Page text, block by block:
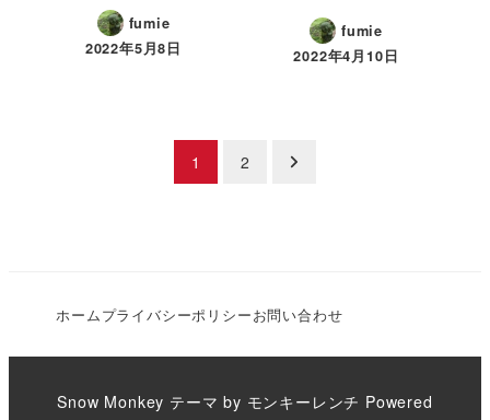
fumie
2022年5月8日
fumie
2022年4月10日
1 2
ホームプライバシーポリシーお問い合わせ
Snow Monkey テーマ by モンキーレンチ Powered